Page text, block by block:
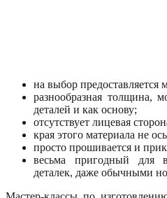
на выбор предоставляется
разнообразная толщина,
деталей и как основу;
отсутствует лицевая
края этого материала не
просто прошивается и
весьма пригодный для
деталек, даже обычными